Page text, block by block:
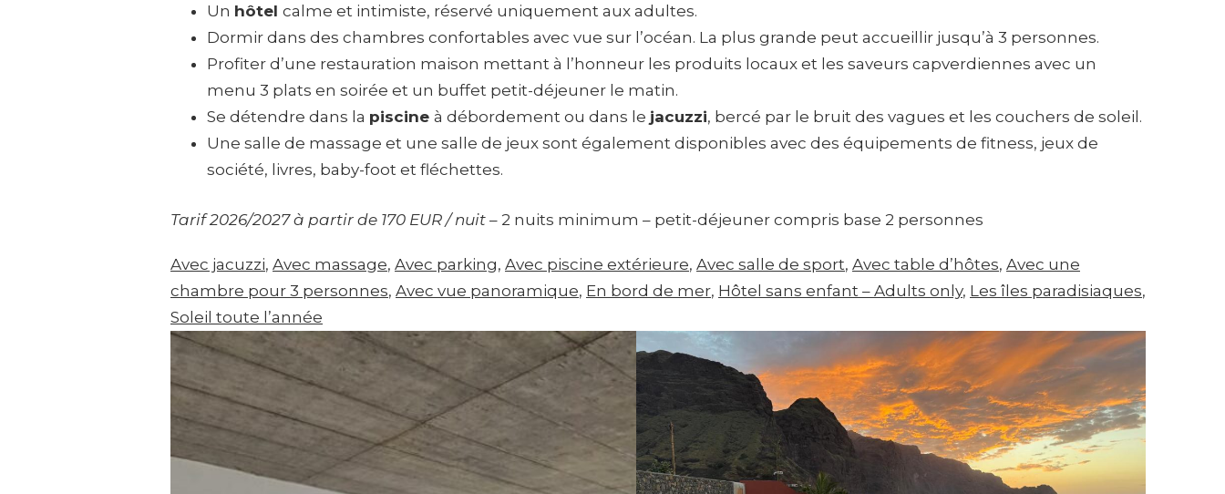
Un hôtel calme et intimiste, réservé uniquement aux adultes.
Dormir dans des chambres confortables avec vue sur l’océan. La plus grande peut accueillir jusqu’à 3 personnes.
Profiter d’une restauration maison mettant à l’honneur les produits locaux et les saveurs capverdiennes avec un
menu 3 plats en soirée et un buffet petit-déjeuner le matin.
Se détendre dans la piscine à débordement ou dans le jacuzzi, bercé par le bruit des vagues et les couchers de soleil.
Une salle de massage et une salle de jeux sont également disponibles avec des équipements de fitness, jeux de
société, livres, baby-foot et fléchettes.
Tarif 2026/2027 à partir de 170 EUR / nuit – 2 nuits minimum – petit-déjeuner compris base 2 personnes
Avec jacuzzi, Avec massage, Avec parking, Avec piscine extérieure, Avec salle de sport, Avec table d’hôtes, Avec une
chambre pour 3 personnes, Avec vue panoramique, En bord de mer, Hôtel sans enfant – Adults only, Les îles paradisiaques
Soleil toute l’année